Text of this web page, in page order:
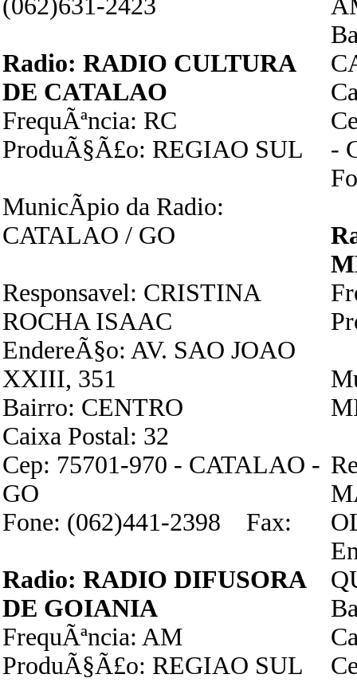
(062)631-2423
Radio: RADIO CULTURA
DE CATALAO
FrequÃªncia: RC
ProduÃ§Ã£o: REGIAO SUL
MunicÃ­pio da Radio:
CATALAO / GO
Responsavel: CRISTINA
ROCHA ISAAC
EndereÃ§o: AV. SAO JOAO
XXIII, 351
Bairro: CENTRO
Caixa Postal: 32
Cep: 75701-970 - CATALAO -
GO
Fone: (062)441-2398 Fax:
Radio: RADIO DIFUSORA
DE GOIANIA
FrequÃªncia: AM
ProduÃ§Ã£o: REGIAO SUL
-